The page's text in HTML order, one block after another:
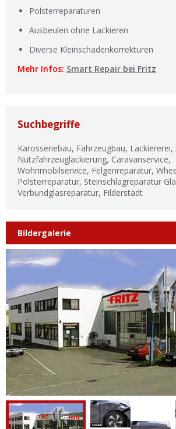
Polsterreparaturen
Ausbeulen ohne Lackieren
Diverse Kleinschadenkorrekturen
Mehr Infos: Smart Repair bei Fritz
Suchbegriffe
Karosseriebau, Fahrzeugbau,
Nutzfahrzeuglackierung, Caravanservice,
Wohnmobilservice, Felgenreparatur,
Polsterreparatur, Steinschlagreparatur
Verbundglasreparatur, Filderstadt
Bildergalerie